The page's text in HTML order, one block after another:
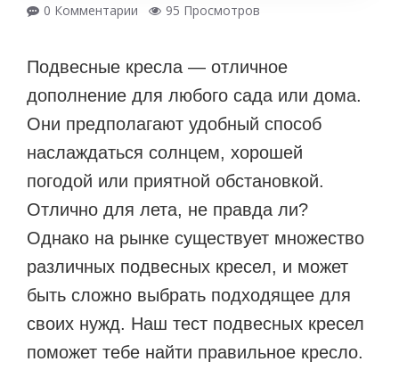
0 Комментарии 95 Просмотров
Подвесные кресла — отличное
дополнение для любого сада или дома.
Они предполагают удобный способ
наслаждаться солнцем, хорошей
погодой или приятной обстановкой.
Отлично для лета, не правда ли?
Однако на рынке существует множество
различных подвесных кресел, и может
быть сложно выбрать подходящее для
своих нужд. Наш тест подвесных кресел
поможет тебе найти правильное кресло.